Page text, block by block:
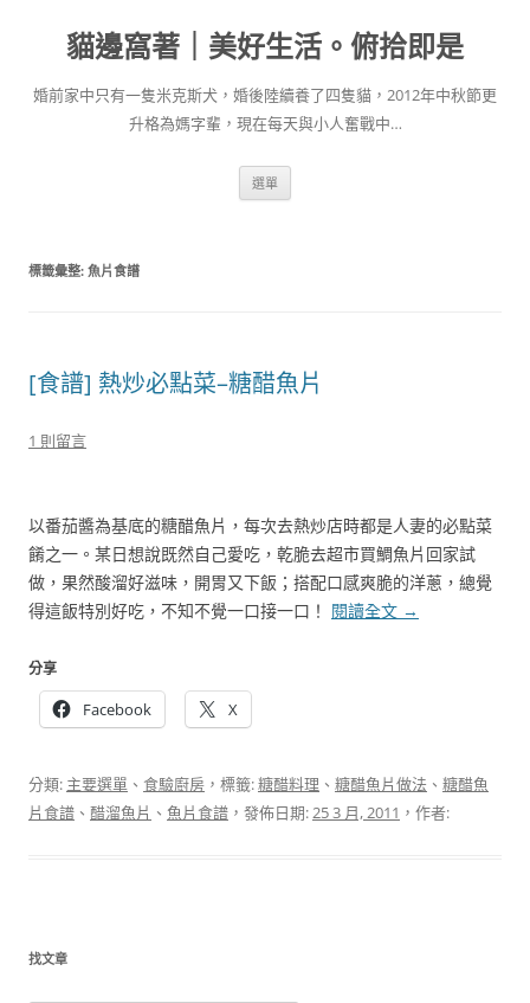
容
貓邊窩著｜美好生活。俯拾即是
婚前家中只有一隻米克斯犬，婚後陸續養了四隻貓，2012年中秋節更
升格為媽字輩，現在每天與小人奮戰中…
選單
標籤彙整: 魚片食譜
[食譜] 熱炒必點菜–糖醋魚片
1 則留言
以番茄醬為基底的糖醋魚片，每次去熱炒店時都是人妻的必點菜
餚之一。某日想說既然自己愛吃，乾脆去超市買鯛魚片回家試
做，果然酸溜好滋味，開胃又下飯；搭配口感爽脆的洋蔥，總覺
得這飯特別好吃，不知不覺一口接一口！ 閱讀全文 →
分享
Facebook X
分類: 主要選單 、 食驗廚房 ，標籤:糖醋料理 、 糖醋魚片做法 、 糖醋魚
片食譜 、 醋溜魚片 、 魚片食譜 ，發佈日期:25 3 月, 2011 ，作者:
找文章